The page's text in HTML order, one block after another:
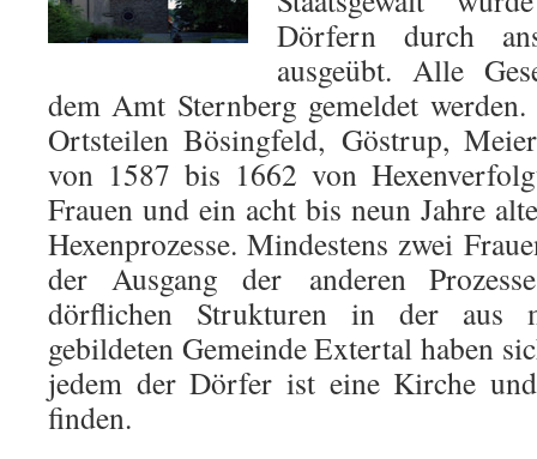
Dörfern durch
ausgeübt. Alle
dem Amt Sternberg gemeldet
Ortsteilen Bösingfeld, Göstrup,
von 1587 bis 1662 von
Frauen und ein acht bis neun Jahre
Hexenprozesse. Mindestens zwei
der Ausgang der anderen
dörflichen Strukturen in der aus
gebildeten Gemeinde Extertal haben
jedem der Dörfer ist eine Kirche
finden.